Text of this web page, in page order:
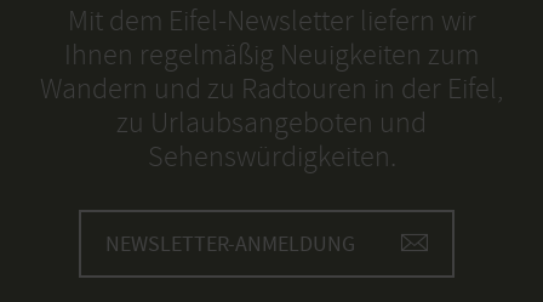
Mit dem Eifel-Newsletter liefern wir
Ihnen regelmäßig Neuigkeiten zum
Wandern und zu Radtouren in der Eifel,
zu Urlaubsangeboten und
Sehenswürdigkeiten.
NEWSLETTER-ANMELDUNG